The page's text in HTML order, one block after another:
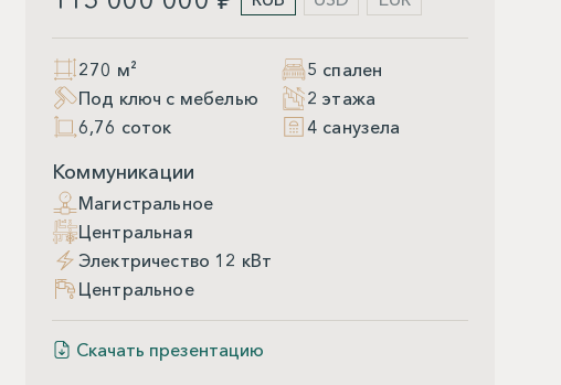
270 м²
Под ключ с мебелью
6,76 соток
5 спален
2 этажа
4 санузела
Коммуникации
Магистральное
Центральная
Электричество 12 кВт
Центральное
Скачать презентацию